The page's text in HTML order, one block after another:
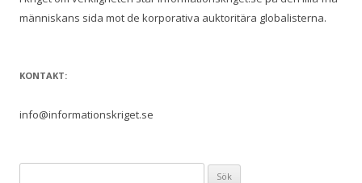
människans sida mot de korporativa auktoritära globalisterna.
KONTAKT:
info@informationskriget.se